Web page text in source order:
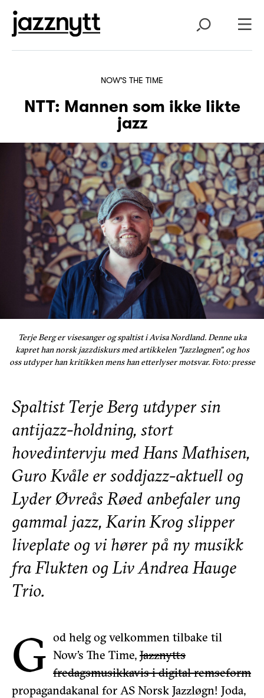
NOW'S THE TIME
NTT: Mannen som ikke likte
jazz
Terje Berg er visesanger og spaltist i Avisa Nordland. Denne uka
kapret han norsk jazzdiskurs med artikkelen "Jazzløgnen", og hos
oss utdyper han kritikken mens han etterlyser motsvar. Foto: presse
Spaltist Terje Berg utdyper sin
antijazz-holdning, stort
hovedintervju med Hans Mathisen,
Guro Kvåle er soddjazz-aktuell og
Lyder Øvreås Røed anbefaler ung
gammal jazz, Karin Krog slipper
liveplate og vi hører på ny musikk
fra Flukten og Liv Andrea Hauge
Trio.
G od helg og velkommen tilbake til
Now’s The Time, Jazznytts
fredagsmusikkavis i digital remseform
propagandakanal for AS Norsk Jazzløgn! Joda,